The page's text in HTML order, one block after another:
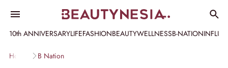
10th ANNIVERSARYLIFEFASHIONBEAUTYWELLNESSB-NATION
Home B Nation